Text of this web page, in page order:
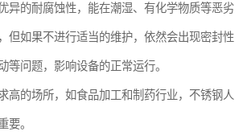
异的耐腐蚀性，能在潮湿、有化学物质等恶劣
但如果不进行适当的维护，依然会出现密封性
等问题，影响设备的正常运行。
高的场所，如食品加工和制药行业，不锈钢人
要。